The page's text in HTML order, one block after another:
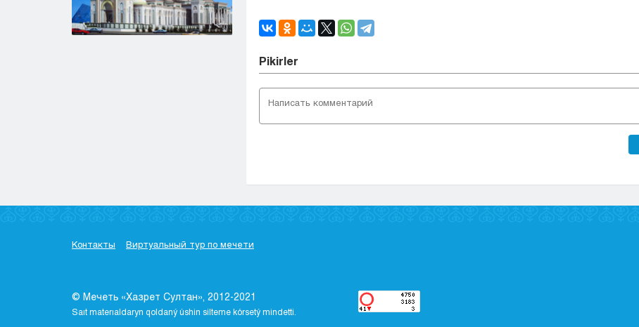
Pіkіrler
Контакты Виртуальный тур по мечети
© Мечеть «Хазрет Султан», 2012-2021
Saıt materıaldaryn qoldaný úshіn sіlteme kórsetý mіndettі.